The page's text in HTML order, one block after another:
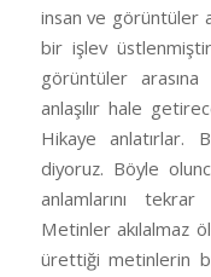
insan ve görüntüler
bir işlev
görüntüler
anlaşılır hale
Hikaye anlatırlar.
diyoruz. Böyle
anlamlarını
Metinler akılalmaz
ürettiği metinlerin